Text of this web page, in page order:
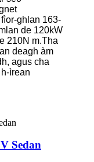
ghlan 163-
de 120kW
210N m.Tha
deagh àm
agus cha
ìrean
Sedan